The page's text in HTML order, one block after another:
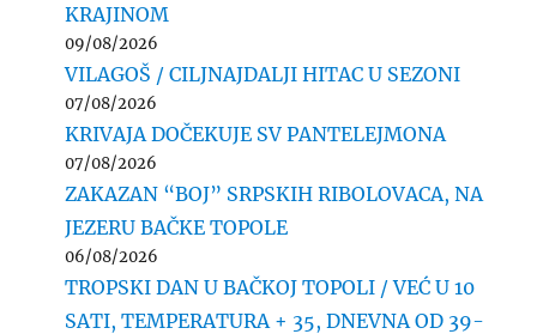
KRAJINOM
09/08/2026
VILAGOŠ / CILJNAJDALJI HITAC U SEZONI
07/08/2026
KRIVAJA DOČEKUJE SV PANTELEJMONA
07/08/2026
ZAKAZAN “BOJ” SRPSKIH RIBOLOVACA, NA
JEZERU BAČKE TOPOLE
06/08/2026
TROPSKI DAN U BAČKOJ TOPOLI / VEĆ U 10
SATI, TEMPERATURA + 35, DNEVNA OD 39-